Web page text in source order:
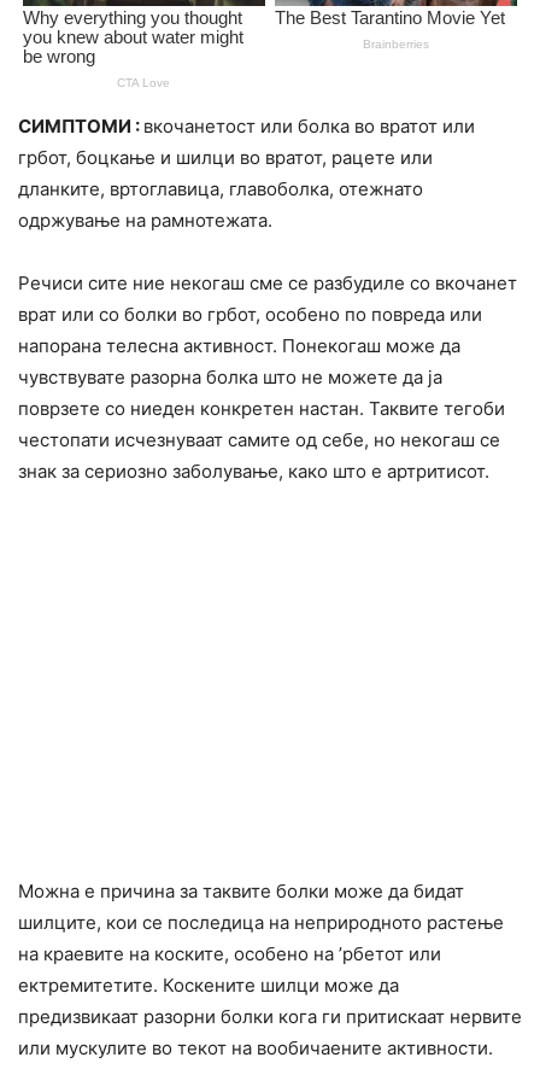
СИМПТОМИ : вкочанетост или болка во вратот или
грбот, боцкање и шилци во вратот, рацете или
дланките, вртоглавица, главоболка, отежнато
одржување на рамнотежата.
Речиси сите ние некогаш сме се разбудиле со вкочанет
врат или со болки во грбот, особено по повреда или
напорана телесна активност. Понекогаш може да
чувствувате разорна болка што не можете да ја
поврзете со ниеден конкретен настан. Таквите тегоби
честопати исчезнуваат самите од себе, но некогаш се
знак за сериозно заболување, како што е артритисот.
Можна е причина за таквите болки може да бидат
шилците, кои се последица на неприродното растење
на краевите на коските, особено на ’рбетот или
ектремитетите. Коскените шилци може да
предизвикаат разорни болки кога ги притискаат нервите
или мускулите во текот на вообичаените активности.